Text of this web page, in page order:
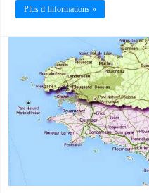
Plus d Informations »